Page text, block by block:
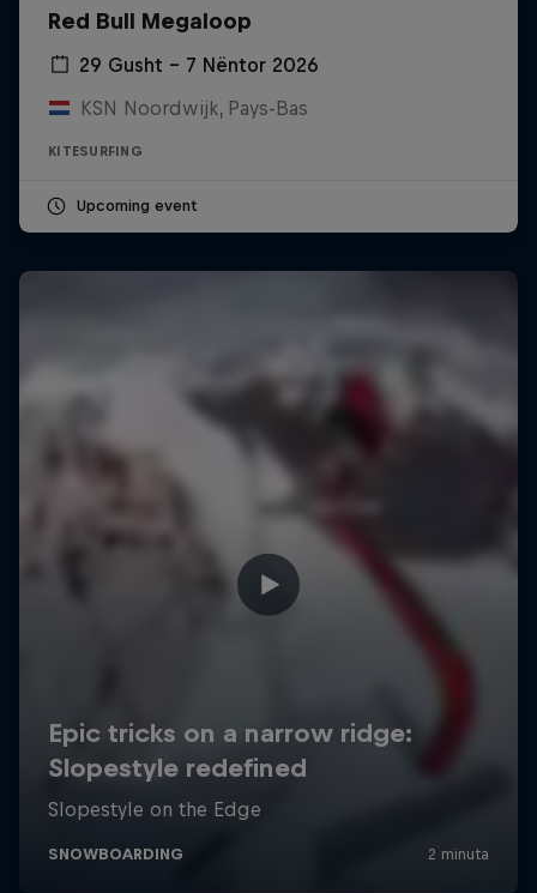
Red Bull Megaloop
29 Gusht – 7 Nëntor 2026
KSN Noordwijk, Pays-Bas
KITESURFING
Upcoming event